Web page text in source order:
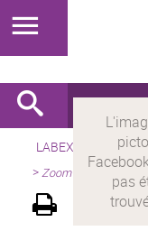
LABEX > LABEX
>Zoom sur le